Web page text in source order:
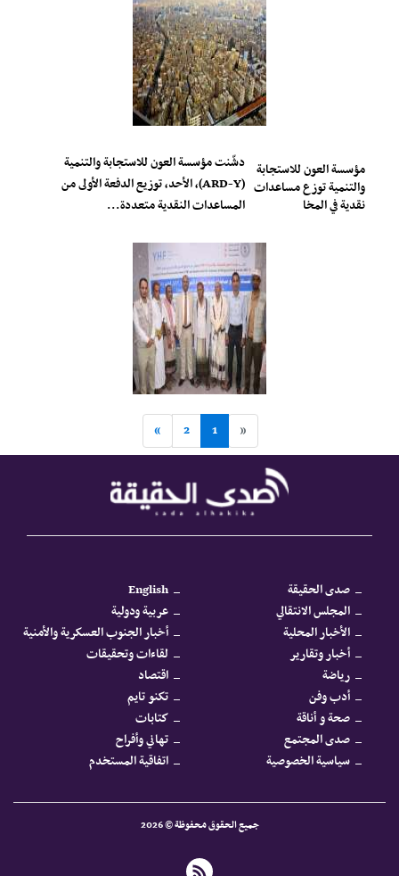
مؤسسة العون للاستجابة
والتنمية توزع مساعدات
نقدية في المخا
دشّنت مؤسسة العون للاستجابة والتنمية
(ARD-Y)، الأحد، توزيع الدفعة الأولى من
المساعدات النقدية متعددة...
«
1
2
»
صدى الحقيقة
English
المجلس الانتقالي
عربية ودولية
الأخبار المحلية
أخبار الجنوب العسكرية والأمنية
أخبار وتقارير
لقاءات وتحقيقات
رياضة
اقتصاد
أدب وفن
تكنو تايم
صحة و أناقة
كتابات
صدى المجتمع
تهاني وأفراح
سياسية الخصوصية
اتفاقية المستخدم
جميع الحقوق محفوظة © 2026